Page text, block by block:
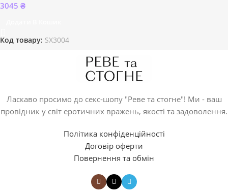
3045 ₴
Код товару: SX3004
Ласкаво просимо до секс-шопу "Реве та стогне"! Ми - ваш
провідник у світ еротичних вражень, якості та задоволення.
Політика конфіденційності
Договір оферти
Повернення та обмін